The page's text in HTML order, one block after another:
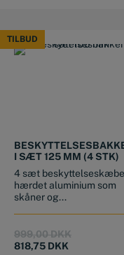
TILBUD
TILBUD
I SÆT 125 MM (4 STK)
4 sæt
hærdet aluminium som
skåner og...
999,00DKKOriginal
818,75 DKK
Current